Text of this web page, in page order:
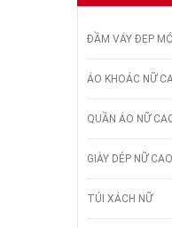
ĐẦM VÁY ĐẸP
ÁO KHOÁC NỮ
QUẦN ÁO NỮ
GIÀY DÉP NỮ
TÚI XÁCH NỮ